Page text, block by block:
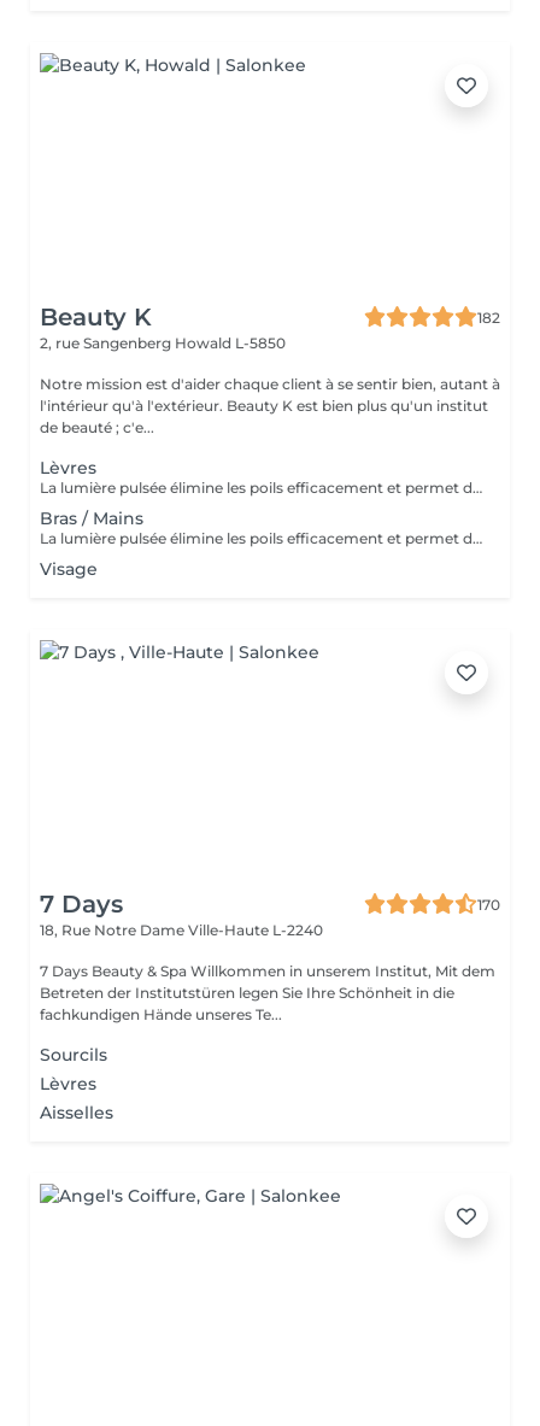
Beauty K
182
2, rue Sangenberg Howald L-5850
Notre mission est d'aider chaque client à se sentir bien, autant à
l'intérieur qu'à l'extérieur. Beauty K est bien plus qu'un institut
de beauté ; c'e...
Lèvres
La lumière pulsée élimine les poils efficacement et permet de soigner les boutons de poils incarnés. ATTENTION - Ne pas mettre de crème et/ou de parfum sur la zone à épiler - Ne pas être sous traitement médicamenteux photo sensibilisant au moment de l'épilation
Bras / Mains
La lumière pulsée élimine les poils efficacement et permet de soigner les boutons de poils incarnés. ATTENTION - Ne pas mettre de crème et/ou de parfum sur la zone à épiler - Ne pas être sous traitement médicamenteux photo sensibilisant au moment de l'épilation
Visage
7 Days
170
18, Rue Notre Dame Ville-Haute L-2240
7 Days Beauty & Spa Willkommen in unserem Institut, Mit dem
Betreten der Institutstüren legen Sie Ihre Schönheit in die
fachkundigen Hände unseres Te...
Sourcils
Lèvres
Aisselles